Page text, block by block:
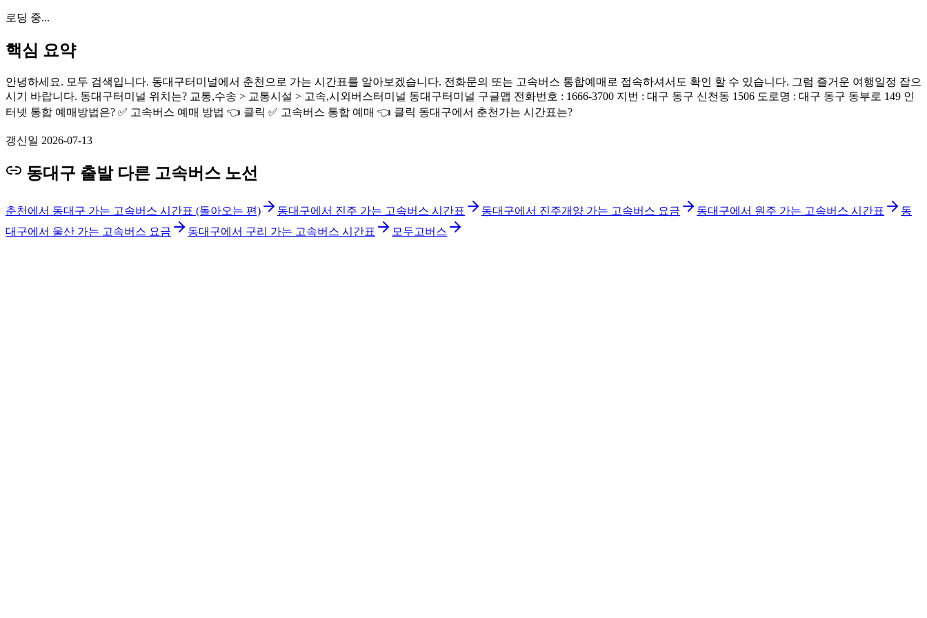
로딩 중...
핵심 요약
안녕하세요. 모두 검색입니다. 동대구터미널에서 춘천으로 가는 시간표를 알아보겠습니다. 전화문의 또는 고속버스 통합예매로 접속하셔서도 확인 할 수 있습니다. 그럼 즐거운 여행일정 잡으
시기 바랍니다. 동대구터미널 위치는? 교통,수송 > 교통시설 > 고속,시외버스터미널 동대구터미널 구글맵 전화번호 : 1666-3700 지번 : 대구 동구 신천동 1506 도로명 : 대구 동구 동부로 149 인
터넷 통합 예매방법은? ✅ 고속버스 예매 방법 👈 클릭 ✅ 고속버스 통합 예매 👈 클릭 동대구에서 춘천가는 시간표는?
갱신일 2026-07-13
동대구 출발 다른 고속버스 노선
춘천에서 동대구 가는 고속버스 시간표 (돌아오는 편) 동대구에서 진주 가는 고속버스 시간표 동대구에서 진주개양 가는 고속버스 요금 동대구에서 원주 가는 고속버스 시간표
동
대구에서 울산 가는 고속버스 요금
동대구에서 구리 가는 고속버스 시간표 모두고버스